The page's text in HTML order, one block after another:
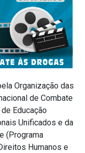
Organização das
de Combate
Educação
Unificados e da
(Programa
Humanos e